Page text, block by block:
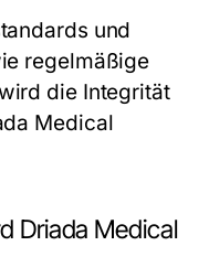
und
regelmäßige
die Integrität
Medical
Driada Medical